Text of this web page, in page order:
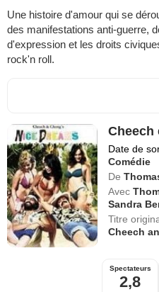
Une histoire d'amour qui se
des manifestations anti-guerre,
d'expression et les droits
rock'n roll.
Cheech
Date de
Comédie
De
Avec
Sandra
Titre
Cheech
Spectateurs
2,8